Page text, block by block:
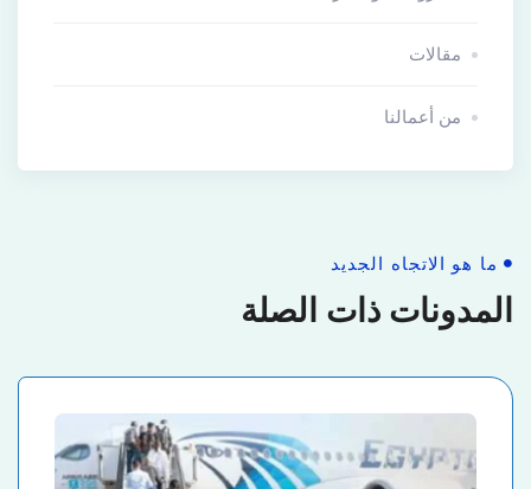
مقالات
من أعمالنا
ما هو الاتجاه الجديد
المدونات ذات الصلة